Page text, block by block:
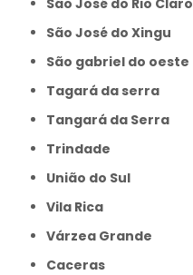
São José do Xingu
São gabriel do oeste
Tagará da serra
Tangará da Serra
Trindade
União do Sul
Vila Rica
Várzea Grande
caceras